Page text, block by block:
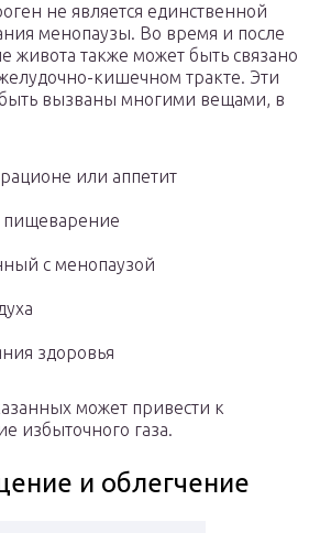
не является единственной
менопаузы. Во время и после
живота также может быть связано
кишечном тракте. Эти
вызваны многими вещами, в
или аппетит
пищеварение
с менопаузой
здоровья
может привести к
избыточного газа.
и облегчение